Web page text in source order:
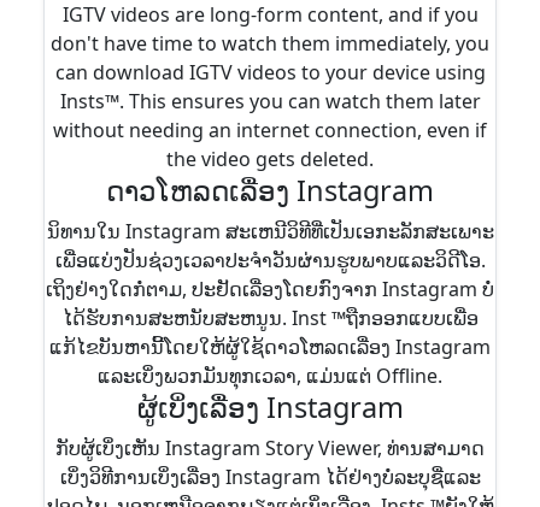
IGTV videos are long-form content, and if you
don't have time to watch them immediately, you
can download IGTV videos to your device using
Insts™. This ensures you can watch them later
without needing an internet connection, even if
the video gets deleted.
ດາວໂຫລດເລື່ອງ Instagram
ນິທານໃນ Instagram ສະເຫນີວິທີທີ່ເປັນເອກະລັກສະເພາະ
ເພື່ອແບ່ງປັນຊ່ວງເວລາປະຈໍາວັນຜ່ານຮູບພາບແລະວິດີໂອ.
ເຖິງຢ່າງໃດກໍ່ຕາມ, ປະຢັດເລື່ອງໂດຍກົງຈາກ Instagram ບໍ່
ໄດ້ຮັບການສະຫນັບສະຫນູນ. Inst ™ຖືກອອກແບບເພື່ອ
ແກ້ໄຂບັນຫານີ້ໂດຍໃຫ້ຜູ້ໃຊ້ດາວໂຫລດເລື່ອງ Instagram
ແລະເບິ່ງພວກມັນທຸກເວລາ, ແມ່ນແຕ່ Offline.
ຜູ້ເບິ່ງເລື່ອງ Instagram
ກັບຜູ້ເບິ່ງເຫັນ Instagram Story Viewer, ທ່ານສາມາດ
ເບິ່ງວິທີການເບິ່ງເລື່ອງ Instagram ໄດ້ຢ່າງບໍ່ລະບຸຊື່ແລະ